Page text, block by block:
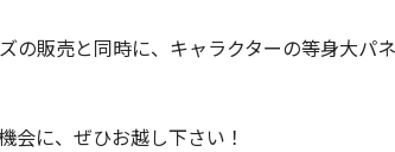
の販売と同時に、キャラクターの等身大パ
会に、ぜひお越し下さい！